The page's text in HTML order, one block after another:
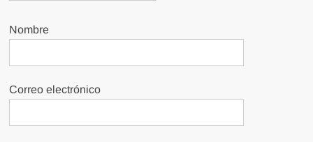
Nombre
Correo electrónico